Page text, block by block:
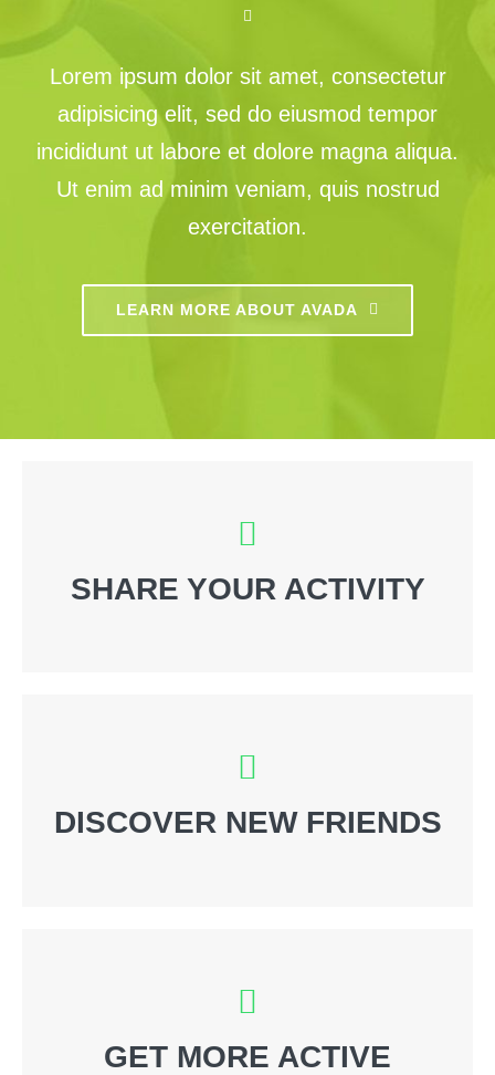
Inscription
Sponsors
Lorem ipsum dolor sit amet, consectetur
adipisicing elit, sed do eiusmod tempor
incididunt ut labore et dolore magna aliqua.
Ut enim ad minim veniam, quis nostrud
exercitation.
LEARN MORE ABOUT AVADA
SHARE YOUR ACTIVITY
DISCOVER NEW FRIENDS
GET MORE ACTIVE